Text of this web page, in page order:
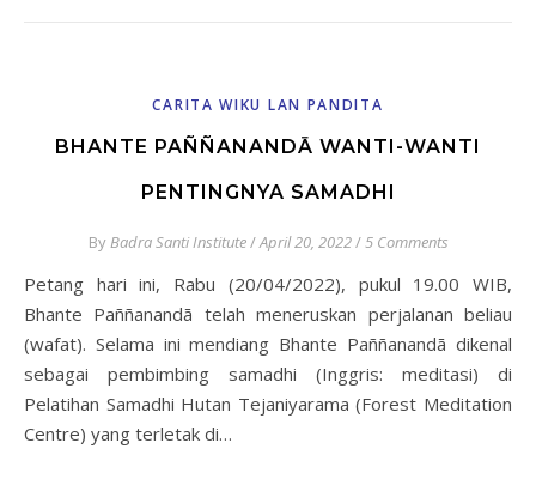
CARITA WIKU LAN PANDITA
BHANTE PAÑÑANANDĀ WANTI-WANTI
PENTINGNYA SAMADHI
ByBadra Santi Institute/April 20, 2022/5 Comments
Petang hari ini, Rabu (20/04/2022), pukul 19.00 WIB,
Bhante Paññanandā telah meneruskan perjalanan beliau
(wafat). Selama ini mendiang Bhante Paññanandā dikenal
sebagai pembimbing samadhi (Inggris: meditasi) di
Pelatihan Samadhi Hutan Tejaniyarama (Forest Meditation
Centre) yang terletak di…